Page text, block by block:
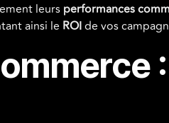
leurs performances
ainsi le ROIde vos